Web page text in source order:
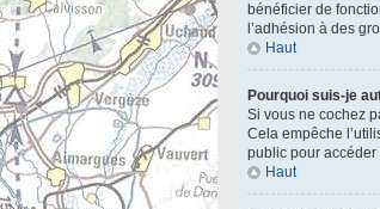
bénéficier de
l’adhésion à des
Haut
Pourquoi suis-je
Si vous ne cochez
Cela empêche
public pour accéder
Haut